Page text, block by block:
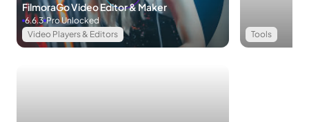
FilmoraGo Video Editor & Maker
Video Players & Editors
6.6.3 Pro Unlocked
Tools